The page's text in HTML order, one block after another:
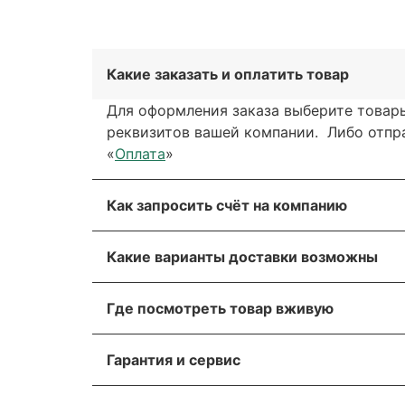
Какие заказать и оплатить товар
Для оформления заказа выберите
реквизитов вашей компании. Либо
«Оплата»
Как запросить счёт на компанию
обратной связи. Мы свяжемся с вами в
Для получения более подробной
Пожалуйста, прикрепите реквизиты
оборудование.
Какие варианты доставки возможны
через транспортную компанию.
Мы отправляем грузы транспортной
Вы можете заказать доставку
Где посмотреть товар вживую
убедиться лично! Адрес склада указан в
Гарантия и сервис